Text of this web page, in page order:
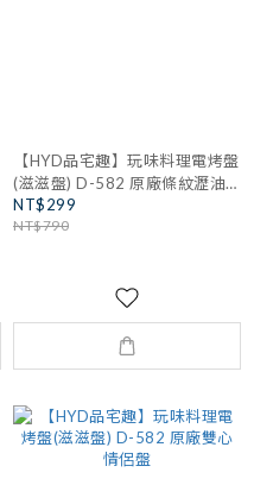
【HYD品宅趣】玩味料理電烤盤
(滋滋盤) D-582 原廠條紋瀝油
淺盤
NT$299
NT$790